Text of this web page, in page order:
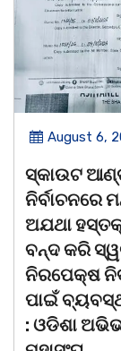
August 6,
ସ୍କାଉଟ
ନିର୍ବାଚନରେ
ଅଯଥା
ବନ୍ଦ କରି
ନିରପେକ୍ଷ
ପାଇଁ
: ଓଡିଶା